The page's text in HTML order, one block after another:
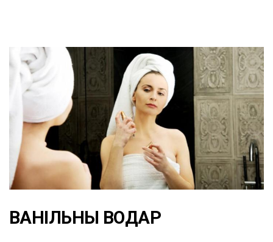
ВАНІЛЬНЫ ВОДАР